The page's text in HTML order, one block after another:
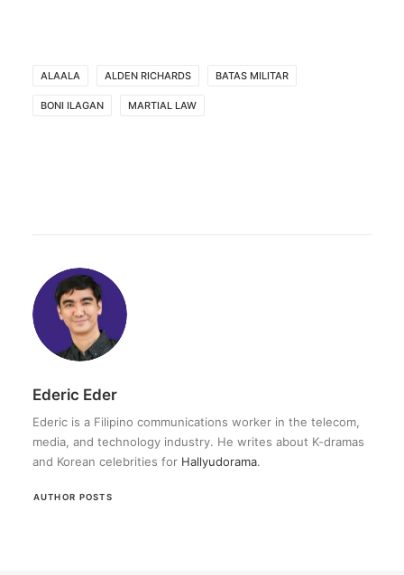
ALAALA ALDEN RICHARDS BATAS MILITAR
BONI ILAGAN MARTIAL LAW
Ederic Eder
Ederic is a Filipino communications worker in the telecom,
media, and technology industry. He writes about K-dramas
and Korean celebrities for Hallyudorama.
AUTHOR POSTS